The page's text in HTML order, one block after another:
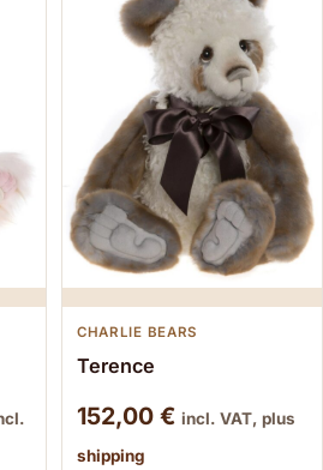
was: 210,00 €.
price is: 190,00 €.
CHARLIE BEARS
Terence
152,00 € incl. VAT, plus
shipping